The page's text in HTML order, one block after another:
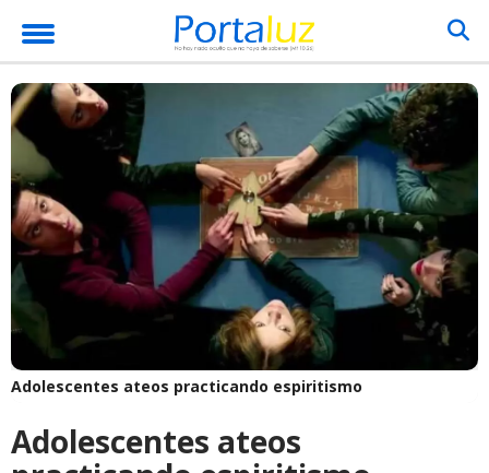
Adolescentes ateos practicando espiritismo
Adolescentes ateos